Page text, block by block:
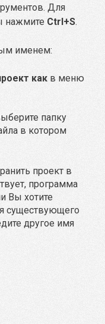
Для
нажмите Ctrl+S.
именем:
как в меню
папку
в котором
проект в
программа
Вы хотите
существующего
другое имя